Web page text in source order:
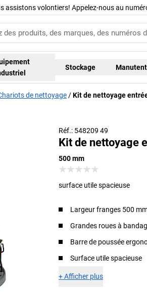
assistons volontiers! Appelez-nous au
Stockage
de nettoyage Kit de nettoyage
Réf.: 548209 49
Kit de nettoyage
500 mm
surface utile spacieuse
Largeur franges 500
Grandes roues à
Barre de poussée
Surface utile spacieuse
+Afficher plus